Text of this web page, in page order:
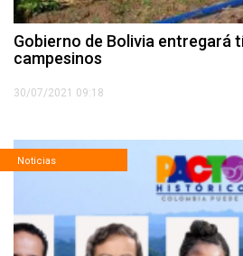
Gobierno de Bolivia entregará
campesinos
30/07/2021 09:18
Noticias